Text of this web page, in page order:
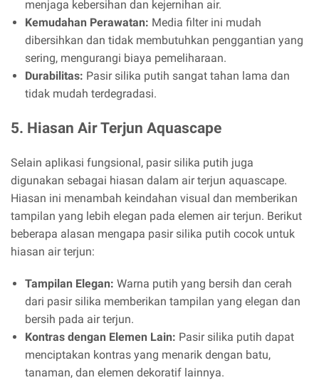
menjaga kebersihan dan kejernihan air.
Kemudahan Perawatan: Media filter ini mudah
dibersihkan dan tidak membutuhkan penggantian yang
sering, mengurangi biaya pemeliharaan.
Durabilitas: Pasir silika putih sangat tahan lama dan
tidak mudah terdegradasi.
5. Hiasan Air Terjun Aquascape
Selain aplikasi fungsional, pasir silika putih juga
digunakan sebagai hiasan dalam air terjun aquascape.
Hiasan ini menambah keindahan visual dan memberikan
tampilan yang lebih elegan pada elemen air terjun. Berikut
beberapa alasan mengapa pasir silika putih cocok untuk
hiasan air terjun:
Tampilan Elegan: Warna putih yang bersih dan cerah
dari pasir silika memberikan tampilan yang elegan dan
bersih pada air terjun.
Kontras dengan Elemen Lain: Pasir silika putih dapat
menciptakan kontras yang menarik dengan batu,
tanaman, dan elemen dekoratif lainnya.